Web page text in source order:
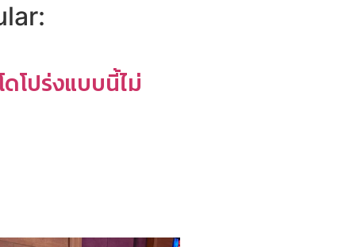
โปร่งแบบนี้ไม่